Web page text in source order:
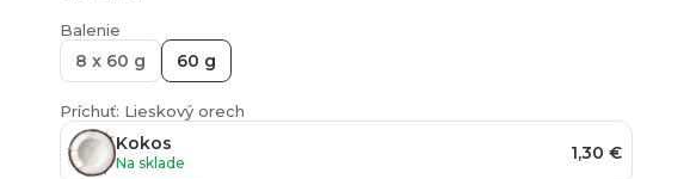
Balenie
8 x 60 g 60 g
Príchuť: Lieskový orech
Kokos
Na sklade 1,30 €